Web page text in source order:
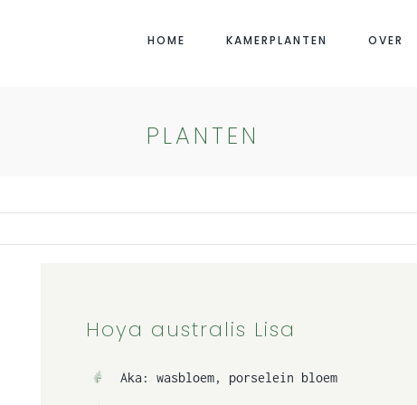
HOME KAMERPLANTEN OVER
PLANTEN
Hoya australis Lisa
Aka: wasbloem, porselein bloem